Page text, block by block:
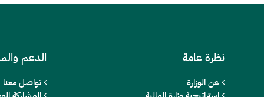
نظرة عامة
عن الوزارة
الدعم
تواصل معنا